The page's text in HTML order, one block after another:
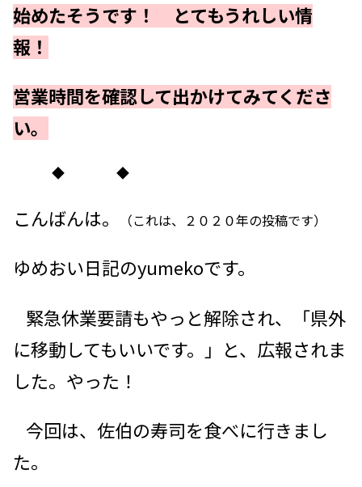
始めたそうです！ とてもうれしい情
報！
営業時間を確認して出かけてみてくださ
い。
◆ ◆
こんばんは。 （これは、２０２０年の投稿です）
ゆめおい日記のyumekoです。
緊急休業要請もやっと解除され、「県外
に移動してもいいです。」と、広報されま
した。やった！
今回は、佐伯の寿司を食べに行きまし
た。